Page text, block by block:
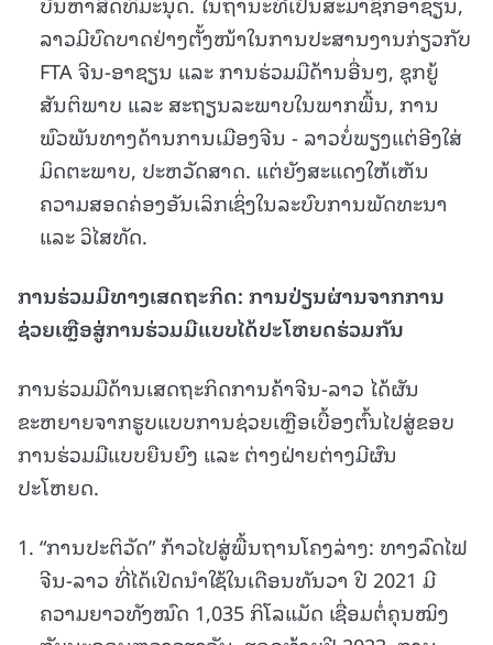
ລາວມີບົດບາດຢ່າງຕັ້ງໜ້າໃນການປະສານງານກ່ຽວກັບ
FTA ຈີນ-ອາຊຽນ ແລະ ການຮ່ວມມືດ້ານອື່ນໆ, ຊຸກຍູ້
ສັນຕິພາບ ແລະ ສະຖຽນລະພາບໃນພາກພື້ນ, ການ
ພົວພັນທາງດ້ານການເມືອງຈີນ - ລາວບໍ່ພຽງແຕ່ອີງໃສ່
ມິດຕະພາບ, ປະຫວັດສາດ. ແຕ່ຍັງສະແດງໃຫ້ເຫັນ
ຄວາມສອດຄ່ອງອັນເລິກເຊິ່ງໃນລະບົບການພັດທະນາ
ແລະ ວິໄສທັດ.
ການຮ່ວມມືທາງເສດຖະກິດ: ການປ່ຽນຜ່ານຈາກການ
ຊ່ວຍເຫຼືອສູ່ການຮ່ວມມືແບບໄດ້ປະໂຫຍດຮ່ວມກັນ
ການຮ່ວມມືດ້ານເສດຖະກິດການຄ້າຈີນ-ລາວ ໄດ້ຜັນ
ຂະຫຍາຍຈາກຮູບແບບການຊ່ວຍເຫຼືອເບື້ອງຕົ້ນໄປສູ່ຂອບ
ການຮ່ວມມືແບບຍືນຍົງ ແລະ ຕ່າງຝ່າຍຕ່າງມີຜົນ
ປະໂຫຍດ.
“ການປະຕິວັດ” ກ້າວໄປສູ່ພື້ນຖານໂຄງລ່າງ: ທາງລົດໄຟ
ຈີນ-ລາວ ທີ່ໄດ້ເປີດນຳໃຊ້ໃນເດືອນທັນວາ ປີ 2021 ມີ
ຄວາມຍາວທັງໝົດ 1,035 ກິໂລແມັດ ເຊື່ອມຕໍ່ຄຸນໝິງ